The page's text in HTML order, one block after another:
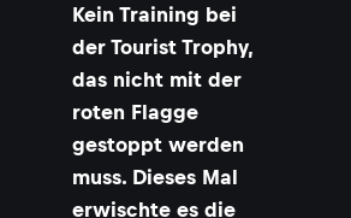
Kein Training bei
der Tourist Trophy,
das nicht mit der
roten Flagge
gestoppt werden
muss. Dieses Mal
erwischte es die